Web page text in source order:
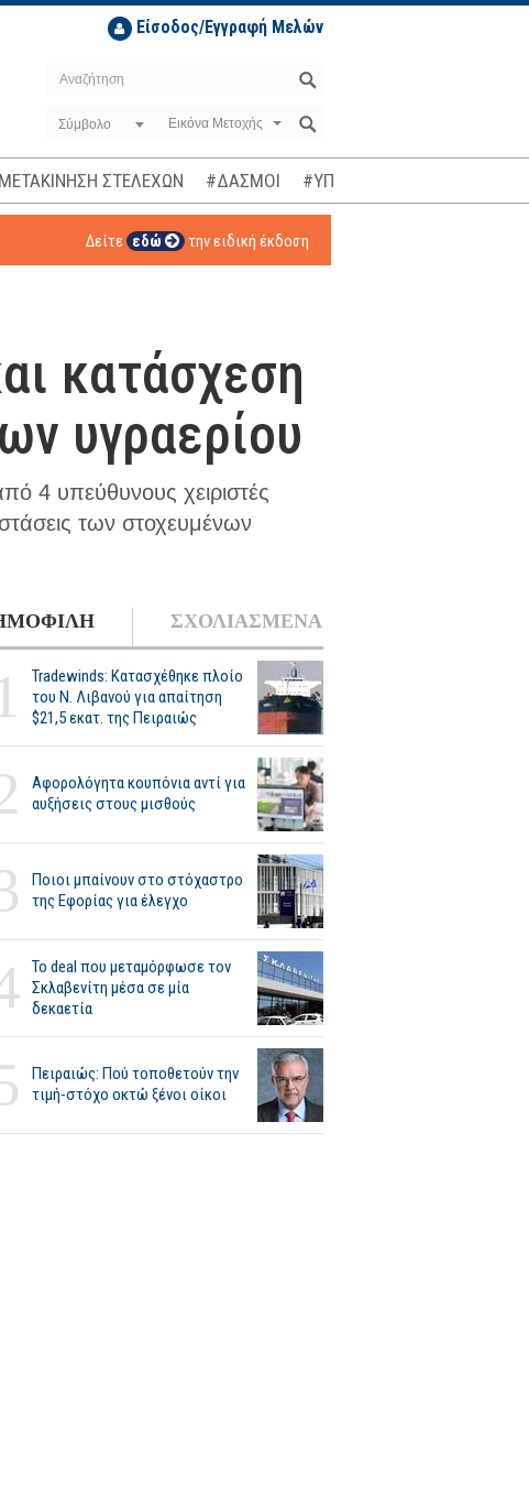
Είσοδος/Εγγραφή Μελών
Σύμβολο
ΣΤΕΛΕΧΩΝ #ΔΑΣΜΟΙ #ΥΠΟΚΛΟΠΕΣ
Δείτε εδώ την ειδική έκδοση
κατάσχεση
υγραερίου
4 υπεύθυνους χειριστές
των στοχευμένων
ΣΧΟΛΙΑΣΜΕΝΑ
Tradewinds: Κατασχέθηκε πλοίο
του Ν. Λιβανού για απαίτηση
$21,5 εκατ. της Πειραιώς
Αφορολόγητα κουπόνια αντί για
αυξήσεις στους μισθούς
Ποιοι μπαίνουν στο στόχαστρο
της Εφορίας για έλεγχο
Το deal που μεταμόρφωσε τον
Σκλαβενίτη μέσα σε μία
δεκαετία
Πειραιώς: Πού τοποθετούν την
τιμή-στόχο οκτώ ξένοι οίκοι